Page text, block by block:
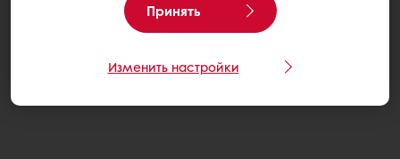
Принять
Изменить настройки